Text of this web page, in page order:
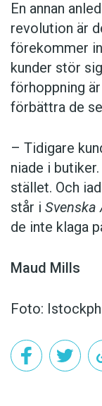
En annan
revolution är
förekommer
kunder stör
förhoppning
förbättra de
– Tidigare
niade i
stället. Och
står i Svenska
de inte klaga
Maud Mills
Foto: